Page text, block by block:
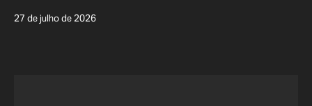
27 de julho de 2026